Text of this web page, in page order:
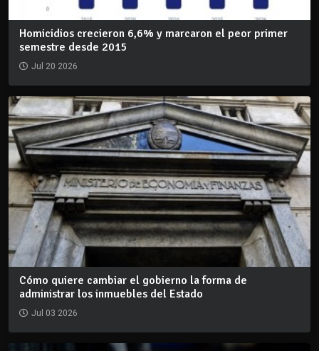
Homicidios crecieron 6,6% y marcaron el peor primer
semestre desde 2015
Jul 20 2026
Cómo quiere cambiar el gobierno la forma de
administrar los inmuebles del Estado
Jul 03 2026